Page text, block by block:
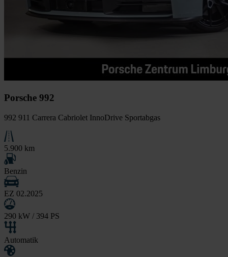
Porsche 992
992 911 Carrera Cabriolet InnoDrive Sportabgas
5.900 km
Benzin
EZ 02.2025
290 kW / 394 PS
Automatik